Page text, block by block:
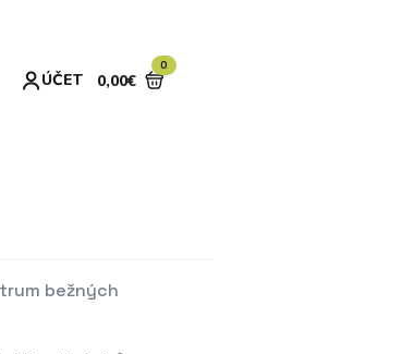
ÚČET 0,00€
0
bežných